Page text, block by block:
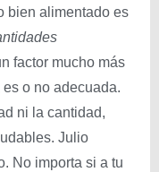
bien alimentado es
factor mucho más
o no adecuada.
ni la cantidad,
Julio
No importa si a tu